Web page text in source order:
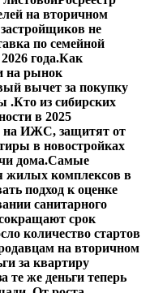
на вторичном
не
по семейной
года.Как
на рынок
вычет за покупку
.Кто из сибирских
в 2025
на ИЖС, защитят от
в новостройках
дома.Самые
жилых комплексов в
подход к оценке
санитарного
срок
количество стартов
на вторичном
за квартиру
те же деньги теперь